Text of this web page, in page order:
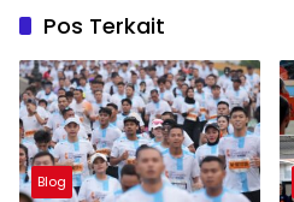
Pos Terkait
Blog